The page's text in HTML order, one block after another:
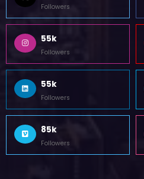
45k
Followers
55k
Followers
55k
Followers
85k
Followers